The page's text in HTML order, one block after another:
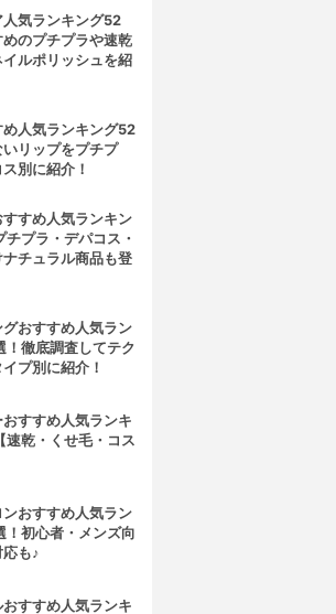
人気ランキング52
のプチプラや速乾
イルポリッシュを紹
め人気ランキング52
リップをプチプ
別に紹介！
すめ人気ランキン
チプラ・デパコス・
チュラル商品も登
グおすすめ人気ラン
！徹底調査してテク
プ別に紹介！
おすすめ人気ランキ
速乾・くせ毛・コス
おすすめ人気ラン
！初心者・メンズ向
も♪
すすめ人気ランキ